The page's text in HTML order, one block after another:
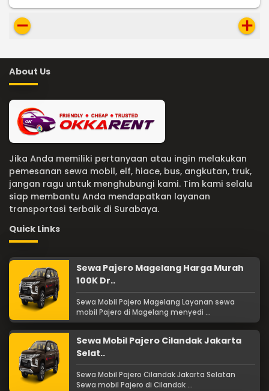
remove add
About Us
Jika Anda memiliki pertanyaan atau ingin melakukan
pemesanan sewa mobil, elf, hiace, bus, angkutan, truk,
jangan ragu untuk menghubungi kami. Tim kami selalu
siap membantu Anda mendapatkan layanan
transportasi terbaik di Surabaya.
Quick Links
Sewa Pajero Magelang Harga Murah
100K Dr..
Sewa Mobil Pajero Magelang Layanan sewa
mobil Pajero di Magelang menyedi ...
Sewa Mobil Pajero Cilandak Jakarta
Selat..
Sewa Mobil Pajero Cilandak Jakarta Selatan
Sewa mobil Pajero di Cilandak ...